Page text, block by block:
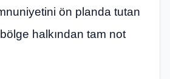
ön planda tutan
halkından tam not